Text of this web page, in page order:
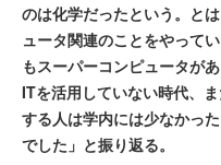
のは化学だったという。と
ュータ関連のことをやって
もスーパーコンピュータが
ITを活用していない時代、
する人は学内には少なかっ
でした」と振り返る。